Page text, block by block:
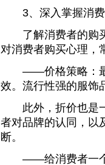
3、深入掌握消费
了解消费者的购买
对消费者购买心理，
——价格策略：最
效。流行性强的服饰
此外，折价也是一
者对品牌的认同，以
断。
——给消费者一个